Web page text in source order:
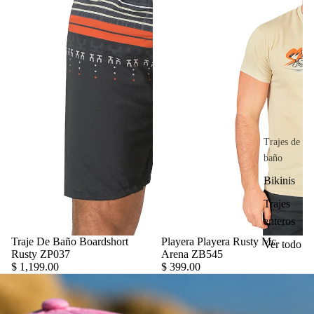
Trajes de
baño
Bikinis
Trajes
enteros
Ver todo
Traje De Baño Boardshort
Rusty ZP037
$ 1,199.00
Playera Playera Rusty Mc
Arena ZB545
$ 399.00